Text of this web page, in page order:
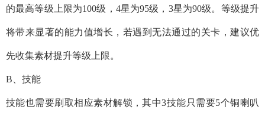
的最高等级上限为100级，4星为95级，3星为90级。等级提升
将带来显著的能力值增长，若遇到无法通过的关卡，建议优
先收集素材提升等级上限。
B、技能
技能也需要刷取相应素材解锁，其中3技能只需要5个铜喇叭